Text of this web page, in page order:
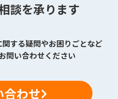
談を承ります
する疑問やお困りごとなど
問い合わせください
合わせ